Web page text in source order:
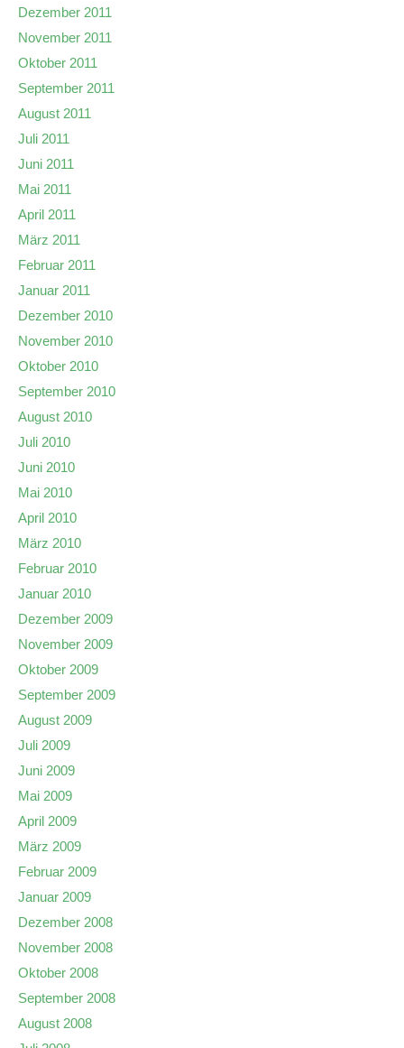
Dezember 2011
November 2011
Oktober 2011
September 2011
August 2011
Juli 2011
Juni 2011
Mai 2011
April 2011
März 2011
Februar 2011
Januar 2011
Dezember 2010
November 2010
Oktober 2010
September 2010
August 2010
Juli 2010
Juni 2010
Mai 2010
April 2010
März 2010
Februar 2010
Januar 2010
Dezember 2009
November 2009
Oktober 2009
September 2009
August 2009
Juli 2009
Juni 2009
Mai 2009
April 2009
März 2009
Februar 2009
Januar 2009
Dezember 2008
November 2008
Oktober 2008
September 2008
August 2008